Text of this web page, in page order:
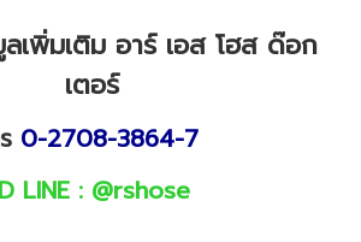
เพิ่มเติม อาร์ เอส โฮส ด๊อก
เตอร์
0-2708-3864-7
LINE : @rshose